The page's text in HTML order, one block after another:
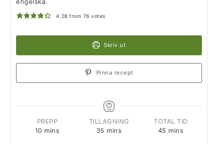
4.28 from 76 votes
Skriv ut
Pinna recept
PREPP
10 mins
TILLAGNING
35 mins
TOTAL TID
45 mins